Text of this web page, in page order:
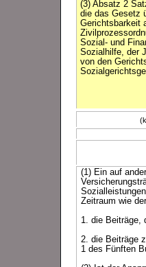
(3) Absatz 2
die das Gesetz
Gerichtsbarkeit
Sozial- und
Sozialhilfe, der
von den
(1) Ein auf
Zeitraum wie
1. die Beiträge,
2. die Beiträge
1 des Fünften